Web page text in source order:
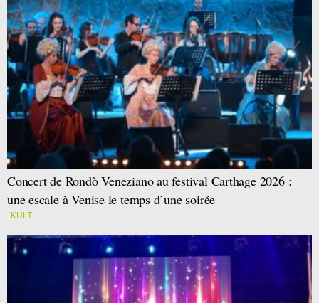
Concert de Rondò Veneziano au festival Carthage 2026 :
une escale à Venise le temps d’une soirée
KULT